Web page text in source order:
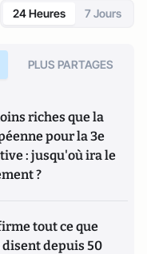
24 Heures 7 Jours
PLUS PARTAGES
riches que la
pour la 3e
: jusqu'où ira le
?
tout ce que
depuis 50